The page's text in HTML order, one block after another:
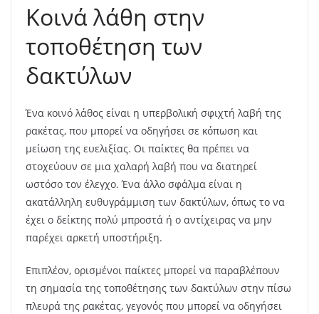
Κοινά λάθη στην
τοποθέτηση των
δακτύλων
Ένα κοινό λάθος είναι η υπερβολική σφιχτή λαβή της
ρακέτας, που μπορεί να οδηγήσει σε κόπωση και
μείωση της ευελιξίας. Οι παίκτες θα πρέπει να
στοχεύουν σε μια χαλαρή λαβή που να διατηρεί
ωστόσο τον έλεγχο. Ένα άλλο σφάλμα είναι η
ακατάλληλη ευθυγράμμιση των δακτύλων, όπως το να
έχει ο δείκτης πολύ μπροστά ή ο αντίχειρας να μην
παρέχει αρκετή υποστήριξη.
Επιπλέον, ορισμένοι παίκτες μπορεί να παραβλέπουν
τη σημασία της τοποθέτησης των δακτύλων στην πίσω
πλευρά της ρακέτας, γεγονός που μπορεί να οδηγήσει